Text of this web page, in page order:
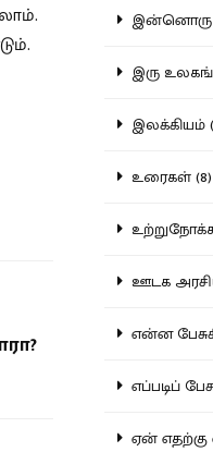
இன்னொரு
இரு
இலக்கியம்
உரைகள் (8)
உற்றுநோக்க
ஊடக
என்ன
எப்படிப்
ஏன் எதற்கு